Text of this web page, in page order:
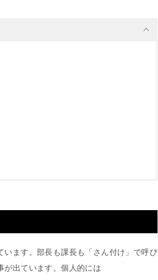
ます。部長も課長も「さん付け」で呼び
が出ています。個人的には